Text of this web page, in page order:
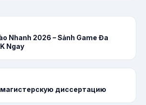
Nhanh 2026 – Sảnh Game Đa
Ngay
магистерскую диссертацию